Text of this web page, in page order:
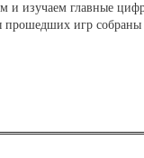
и изучаем главные
прошедших игр собраны